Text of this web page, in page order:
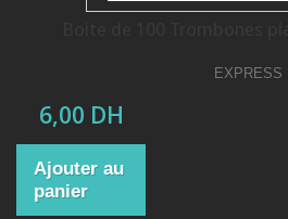
EXPRESS
6,00 DH
Ajouter au
panier